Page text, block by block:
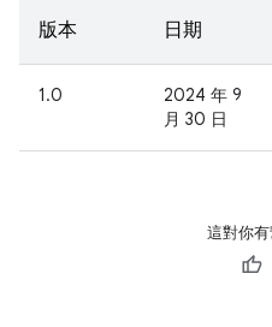
版本 日期
1.0
2024 年 9
月 30 日
這對你